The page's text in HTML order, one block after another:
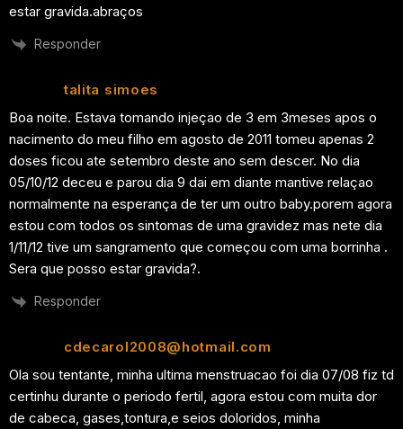
estar gravida.abraços
Responder
talita simoes
Boa noite. Estava tomando injeçao de 3 em 3meses apos o
nacimento do meu filho em agosto de 2011 tomeu apenas 2
doses ficou ate setembro deste ano sem descer. No dia
05/10/12 deceu e parou dia 9 dai em diante mantive relaçao
normalmente na esperança de ter um outro baby.porem agora
estou com todos os sintomas de uma gravidez mas nete dia
1/11/12 tive um sangramento que começou com uma borrinha .
Sera que posso estar gravida?.
Responder
cdecarol2008@hotmail.com
Ola sou tentante, minha ultima menstruacao foi dia 07/08 fiz td
certinhu durante o periodo fertil, agora estou com muita dor
de cabeca, gases,tontura,e seios doloridos, minha